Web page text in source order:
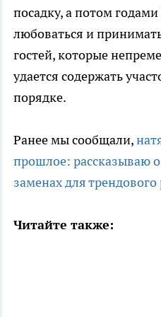
посадку, а потом годами
любоваться и
гостей, которые
удается содержать
порядке.
Ранее мы сообщали,
прошлое: рассказываю
заменах для
Читайте также: